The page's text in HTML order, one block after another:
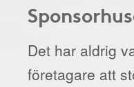
Det har aldrig
företagare att